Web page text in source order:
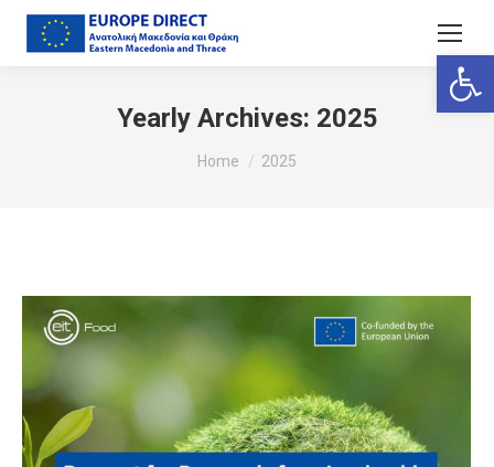
Yearly Archives: 2025
You are here:
Home 2025